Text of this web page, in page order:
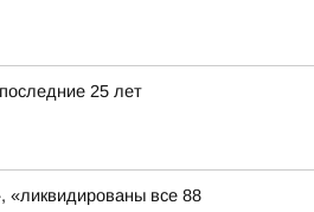
25 лет
«ликвидированы все 88